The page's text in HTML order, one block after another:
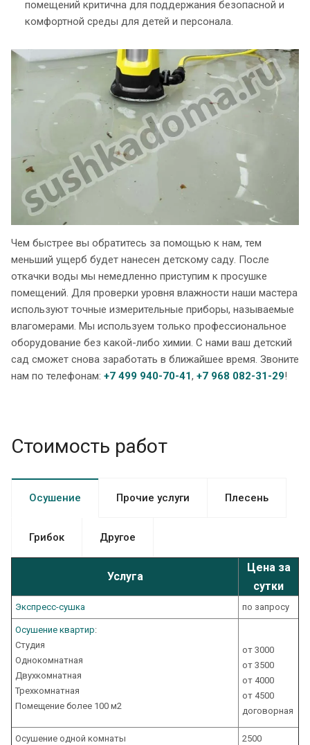
помещений критична для поддержания безопасной и
комфортной среды для детей и персонала.
Чем быстрее вы обратитесь за помощью к нам, тем
меньший ущерб будет нанесен детскому саду. После
откачки воды мы немедленно приступим к просушке
помещений. Для проверки уровня влажности наши мастера
используют точные измерительные приборы, называемые
влагомерами. Мы используем только профессиональное
оборудование без какой-либо химии. С нами ваш детский
сад сможет снова заработать в ближайшее время. Звоните
нам по телефонам: +7 499 940-70-41, +7 968 082-31-29!
Стоимость работ
Осушение Прочие услуги Плесень
Грибок Другое
Услуга
Цена за
сутки
Экспресс-cушка по запросу
Осушение квартир:
Студия
Однокомнатная
Двухкомнатная
Трехкомнатная
Помещение более 100 м2
от 3000
от 3500
от 4000
от 4500
договорная
Осушение одной комнаты 2500